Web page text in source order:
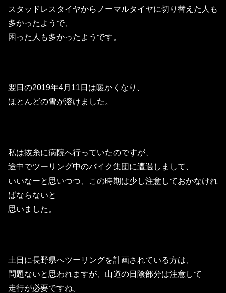
スタッドレスタイヤからノーマルタイヤに切り替えた人も
多かったようで、
困った人も多かったようです。
翌日の2019年4月11日は暖かくなり、
ほとんどの雪が溶けました。
私は抜糸に病院へ行っていたのですが、
途中でツーリング中のバイク集団に遭遇しまして、
いいなーと思いつつ、この時期は少し注意しておかなけれ
ばならないと
思いました。
土日に長野県へツーリングを計画されている方は、
問題ないと思われますが、山道の日陰部分は注意して
走行が必要ですね。